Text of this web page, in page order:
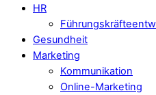
HR
Gesundheit
Marketing
Kommunikation
Online-Marketing